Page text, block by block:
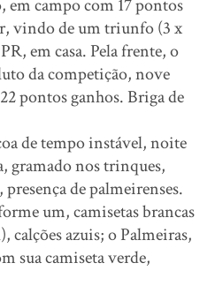
em campo com 17 pontos
vindo de um triunfo (3 x
em casa. Pela frente, o
da competição, nove
pontos ganhos. Briga de
de tempo instável, noite
gramado nos trinques,
de palmeirenses.
um, camisetas brancas
calções azuis; o Palmeiras,
sua camiseta verde,